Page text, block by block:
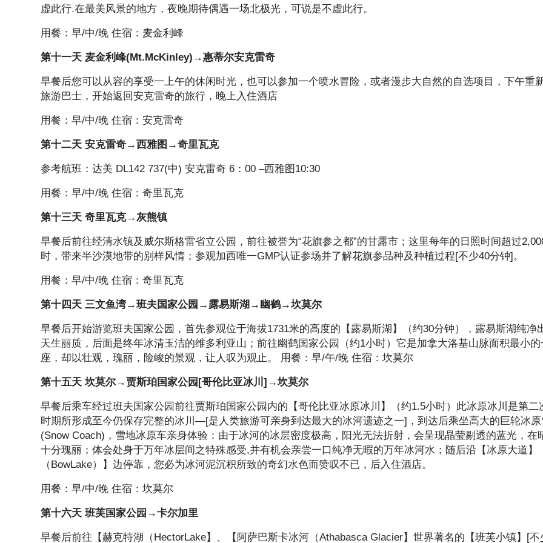
虚此行.在最美风景的地方，夜晚期待偶遇一场北极光，可说是不虚此行。
用餐：早/中/晚 住宿：麦金利峰
第十一天 麦金利峰(Mt.McKinley)→惠蒂尔安克雷奇
早餐后您可以从容的享受一上午的休闲时光，也可以参加一个喷水冒险，或者漫步大自然的自选项目，下午重
旅游巴士，开始返回安克雷奇的旅行，晚上入住酒店
用餐：早/中/晚 住宿：安克雷奇
第十二天 安克雷奇→西雅图→奇里瓦克
参考航班：达美 DL142 737(中) 安克雷奇 6：00 –西雅图10:30
用餐：早/中/晚 住宿：奇里瓦克
第十三天 奇里瓦克→灰熊镇
早餐后前往经清水镇及威尔斯格雷省立公园，前往被誉为“花旗参之都”的甘露市；这里每年的日照时间超过
时，带来半沙漠地带的别样风情；参观加西唯一GMP认证参场并了解花旗参品种及种植过程[不少40分钟]。
用餐：早/中/晚 住宿：奇里瓦克
第十四天 三文鱼湾→班夫国家公园→露易斯湖→幽鹤→坎莫尔
早餐后开始游览班夫国家公园，首先参观位于海拔1731米的高度的【露易斯湖】（约30分钟），露易斯湖纯净
天生丽质，后面是终年冰清玉洁的维多利亚山；前往幽鹤国家公园（约1小时）它是加拿大洛基山脉面积最小的
座，却以壮观，瑰丽，险峻的景观，让人叹为观止。 用餐：早/午/晚 住宿：坎莫尔
第十五天 坎莫尔→贾斯珀国家公园[哥伦比亚冰川]→坎莫尔
早餐后乘车经过班夫国家公园前往贾斯珀国家公园内的【哥伦比亚冰原冰川】（约1.5小时）此冰原冰川是第二
时期所形成至今仍保存完整的冰川—[是人类旅游可亲身到达最大的冰河遗迹之一]，到达后乘坐高大的巨轮冰
(Snow Coach)，雪地冰原车亲身体验：由于冰河的冰层密度极高，阳光无法折射，会呈现晶莹剔透的蓝光，在
十分瑰丽；体会处身于万年冰层间之特殊感受,并有机会亲尝一口纯净无暇的万年冰河水；随后沿【冰原大道】
（BowLake）】边停靠，您必为冰河泥沉积所致的奇幻水色而赞叹不已，后入住酒店。
用餐：早/中/晚 住宿：坎莫尔
第十六天 班芙国家公园→卡尔加里
早餐后前往【赫克特湖（HectorLake】、【阿萨巴斯卡冰河（Athabasca Glacier】世界著名的【班芙小镇】[不